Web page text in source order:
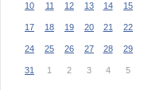
10 11 12 13 14 15
17 18 19 20 21 22
24 25 26 27 28 29
31 1 2 3 4 5